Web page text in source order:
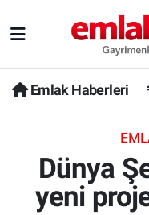
Emlak Haberleri
Dünya
yeni